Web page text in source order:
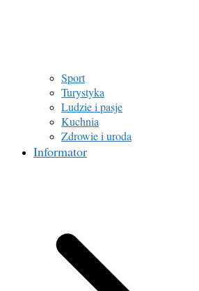
Sport
Turystyka
Ludzie i pasje
Kuchnia
Zdrowie i uroda
Informator